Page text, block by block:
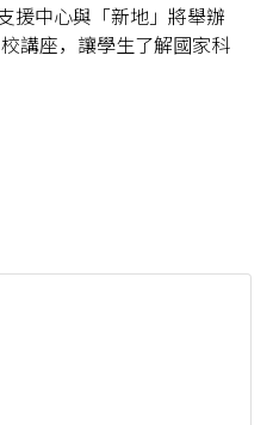
援中心與「新地」將舉辦
講座，讓學生了解國家科